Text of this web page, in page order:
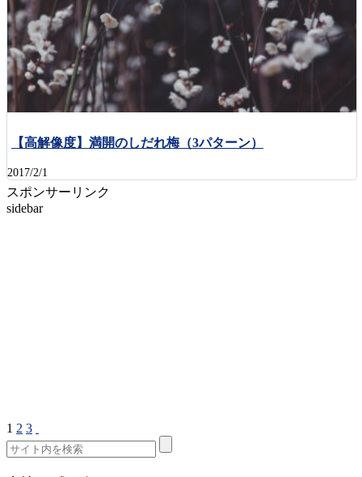
【高解像度】満開のしだれ梅（3パターン）
2017/2/1
スポンサーリンク
sidebar
1 2 3